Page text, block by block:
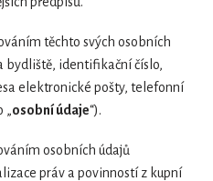
těchto svých osobních
bydliště, identifikační číslo,
elektronické pošty, telefonní
„osobní údaje“).
osobních údajů
práv a povinností z kupní